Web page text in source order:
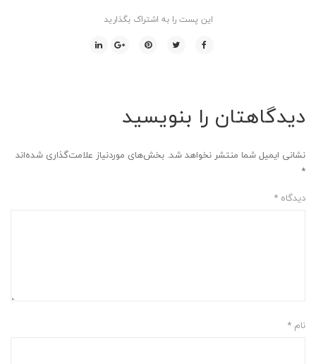
این پست را به اشتراک بگذارید
دیدگاهتان را بنویسید
نشانی ایمیل شما منتشر نخواهد شد. بخش‌های موردنیاز علامت‌گذاری شده‌اند
*
دیدگاه *
نام *